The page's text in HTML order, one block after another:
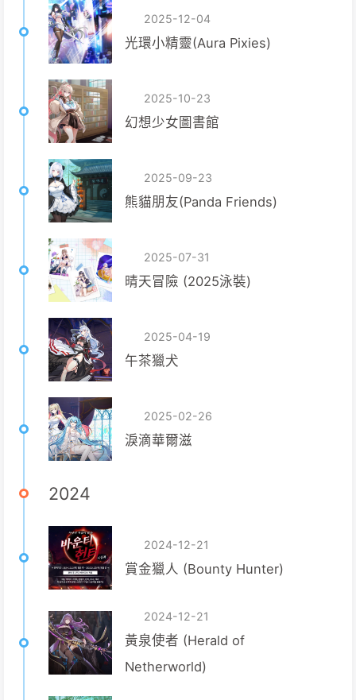
2025-12-04
光環小精靈(Aura Pixies)
2025-10-23
幻想少女圖書館
2025-09-23
熊貓朋友(Panda Friends)
2025-07-31
晴天冒險 (2025泳裝)
2025-04-19
午茶獵犬
2025-02-26
淚滴華爾滋
2024
2024-12-21
賞金獵人 (Bounty Hunter)
2024-12-21
黃泉使者 (Herald of
Netherworld)